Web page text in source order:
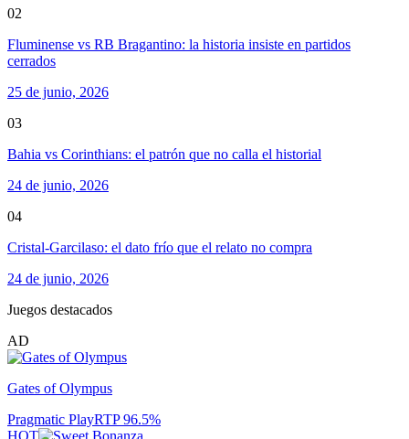
02
Fluminense vs RB Bragantino: la historia insiste en partidos
cerrados
25 de junio, 2026
03
Bahia vs Corinthians: el patrón que no calla el historial
24 de junio, 2026
04
Cristal-Garcilaso: el dato frío que el relato no compra
24 de junio, 2026
Juegos destacados
AD
Gates of Olympus
Pragmatic PlayRTP96.5%
HOT